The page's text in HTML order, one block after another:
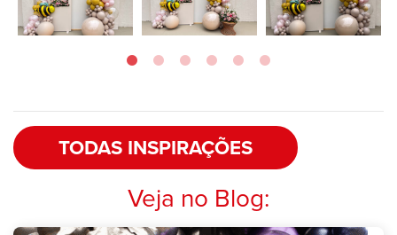
TODAS INSPIRAÇÕES
Veja no Blog: